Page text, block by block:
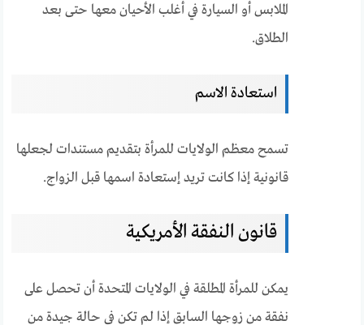
الملابس أو السيارة في أغلب الأحيان معها حتى بعد
الطلاق.
استعادة الاسم
تسمح معظم الولايات للمرأة بتقديم مستندات لجعلها
قانونية إذا كانت تريد إستعادة اسمها قبل الزواج.
قانون النفقة الأمريكية
يمكن للمرأة المطلقة في الولايات المتحدة أن تحصل على
نفقة من زوجها السابق إذا لم تكن في حالة جيدة من